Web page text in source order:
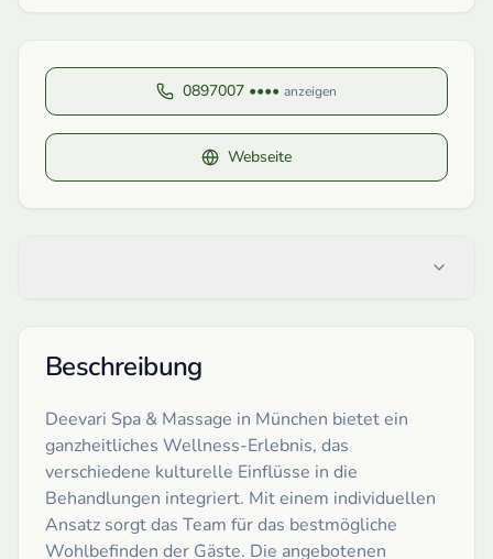
0897007 •••• anzeigen
Webseite
Beschreibung
Deevari Spa & Massage in München bietet ein
ganzheitliches Wellness-Erlebnis, das
verschiedene kulturelle Einflüsse in die
Behandlungen integriert. Mit einem individuellen
Ansatz sorgt das Team für das bestmögliche
Wohlbefinden der Gäste. Die angebotenen